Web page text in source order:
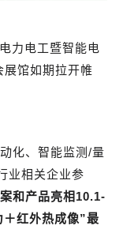
力电工暨智能电
展馆如期拉开帷
化、智能监测/量
业相关企业参
和产品亮相10.1-
红外热成像”最